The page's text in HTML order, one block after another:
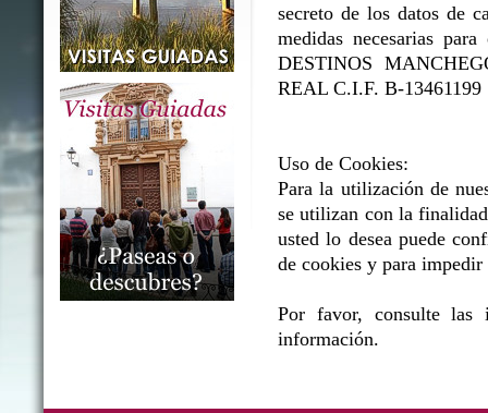
secreto de los datos de
medidas necesarias
DESTINOS
REAL C.I.F. B-13461199
Uso de Cookies:
Para la utilización de
se utilizan con la
usted lo desea puede
de cookies y para
Por favor, consulte las
información.